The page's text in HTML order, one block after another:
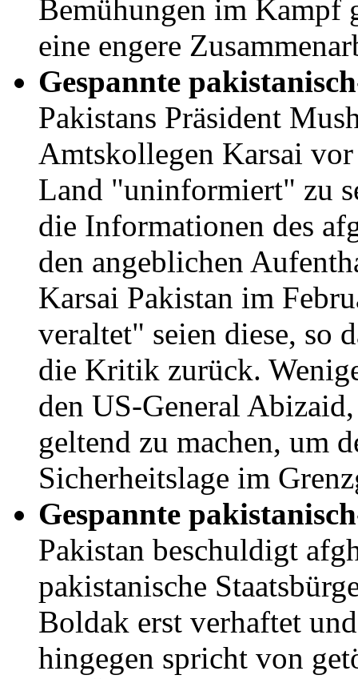
Bemühungen im Kampf
eine engere
Gespannte
Pakistans Präsident
Amtskollegen Karsai
Land "uninformiert" zu
die Informationen des
den angeblichen
Karsai Pakistan im
veraltet" seien diese, so
die Kritik zurück.
den US-General
geltend zu machen, um
Sicherheitslage im
Gespannte
Pakistan beschuldigt
pakistanische
Boldak erst verhaftet
hingegen spricht von